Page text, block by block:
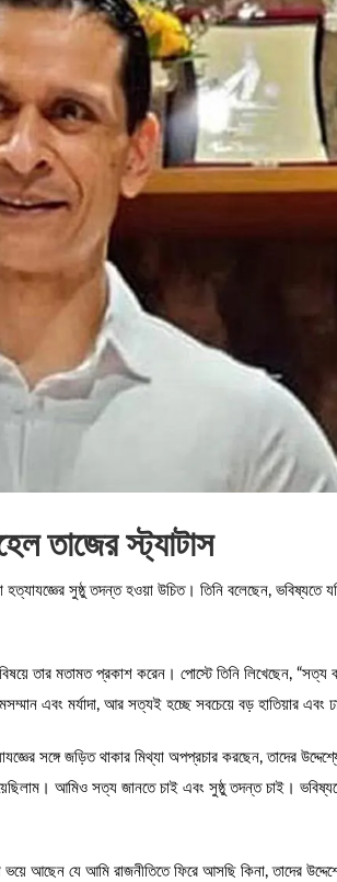
তাজের স্ট্যাটাস
হত্যাযজ্ঞের সুষ্ঠু তদন্ত হওয়া উচিত। তিনি বলেছেন, ভবিষ্যতে
তার মতামত প্রকাশ করেন। পোস্টে তিনি লিখেছেন, “সত্য
এবং মর্যাদা, আর সত্যই হচ্ছে সবচেয়ে বড় হাতিয়ার এবং
সঙ্গে জড়িত থাকার মিথ্যা অপপ্রচার করছেন, তাদের
আমিও সত্য জানতে চাই এবং সুষ্ঠু তদন্ত চাই।
আছেন যে আমি রাজনীতিতে ফিরে আসছি কিনা, তাদের